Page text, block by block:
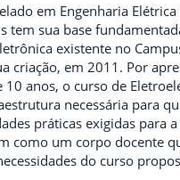
em Engenharia Elétrica
tem sua base
existente no
criação, em 2011. Por
10 anos, o curso de
necessária para
práticas exigidas para
como um corpo docente
do curso